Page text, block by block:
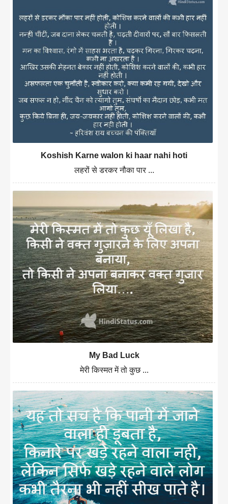
Koshish Karne walon ki haar nahi hoti
लहरों से डरकर नौका पार ...
My Bad Luck
मेरी किस्मत में तो कुछ ...